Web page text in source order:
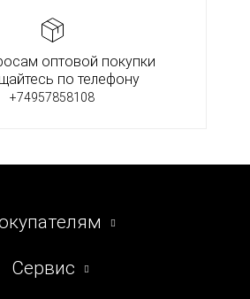
оптовой покупки
по телефону
+74957858108
Сервис